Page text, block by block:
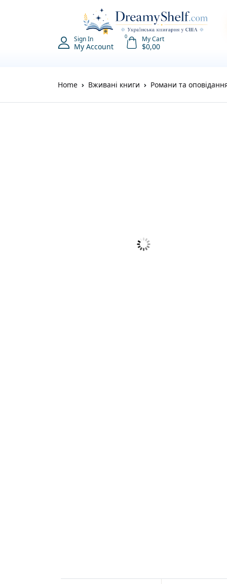
Sign In
My Account
0 My Cart
$0,00
Home Вживані книги Романи та